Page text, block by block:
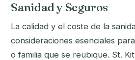
Sanidad y Seguros
La calidad y el coste de la
consideraciones esenciales
o familia que se reubique. St.